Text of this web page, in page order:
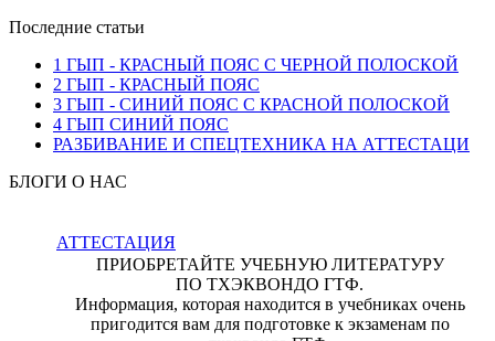
Последние статьи
1 ГЫП - КРАСНЫЙ ПОЯС С ЧЕРНОЙ ПОЛОСКОЙ
2 ГЫП - КРАСНЫЙ ПОЯС
3 ГЫП - СИНИЙ ПОЯС С КРАСНОЙ ПОЛОСКОЙ
4 ГЫП СИНИЙ ПОЯС
РАЗБИВАНИЕ И СПЕЦТЕХНИКА НА АТТЕСТАЦИ
БЛОГИ О НАС
АТТЕСТАЦИЯ
ПРИОБРЕТАЙТЕ УЧЕБНУЮ ЛИТЕРАТУРУ
ПО ТХЭКВОНДО ГТФ.
Информация, которая находится в учебниках очень
пригодится вам для подготовке к экзаменам по